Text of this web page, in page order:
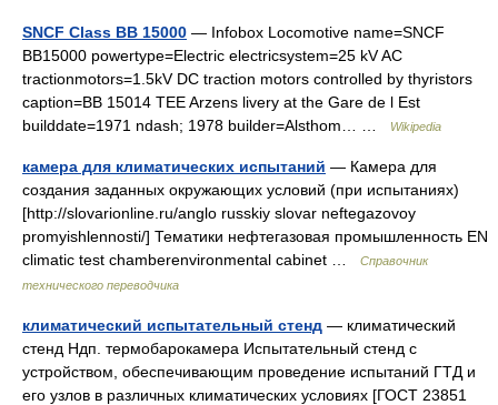
SNCF Class BB 15000 — Infobox Locomotive name=SNCF
BB15000 powertype=Electric electricsystem=25 kV AC
tractionmotors=1.5kV DC traction motors controlled by thyristors
caption=BB 15014 TEE Arzens livery at the Gare de l Est
builddate=1971 ndash; 1978 builder=Alsthom… …
Wikipedia
камера для климатических испытаний — Камера для
создания заданных окружающих условий (при испытаниях)
[http://slovarionline.ru/anglo russkiy slovar neftegazovoy
promyishlennosti/] Тематики нефтегазовая промышленность EN
climatic test chamberenvironmental cabinet …
Справочник
технического переводчика
климатический испытательный стенд — климатический
стенд Ндп. термобарокамера Испытательный стенд с
устройством, обеспечивающим проведение испытаний ГТД и
его узлов в различных климатических условиях [ГОСТ 23851